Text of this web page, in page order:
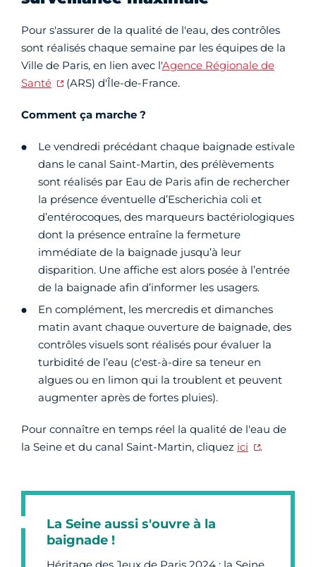
Pour s'assurer de la qualité de l'eau, des contrôles
sont réalisés chaque semaine par les équipes de la
Ville de Paris, en lien avec l'Agence Régionale de
Santé
(ARS) d'Île-de-France.
Comment ça marche ?
Le vendredi précédant chaque baignade estivale
dans le canal Saint-Martin, des prélèvements
sont réalisés par Eau de Paris afin de rechercher
la présence éventuelle d’Escherichia coli et
d’entérocoques, des marqueurs bactériologiques
dont la présence entraîne la fermeture
immédiate de la baignade jusqu’à leur
disparition. Une affiche est alors posée à l’entrée
de la baignade afin d’informer les usagers.
En complément, les mercredis et dimanches
matin avant chaque ouverture de baignade, des
contrôles visuels sont réalisés pour évaluer la
turbidité de l’eau (c'est-à-dire sa teneur en
algues ou en limon qui la troublent et peuvent
augmenter après de fortes pluies).
Pour connaître en temps réel la qualité de l'eau de
la Seine et du canal Saint-Martin, cliquez ici .
La Seine aussi s'ouvre à la
baignade !